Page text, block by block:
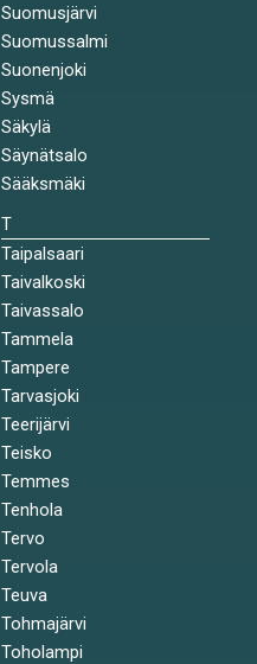
Suomusjärvi
Suomussalmi
Suonenjoki
Sysmä
Säkylä
Säynätsalo
Sääksmäki
T
Taipalsaari
Taivalkoski
Taivassalo
Tammela
Tampere
Tarvasjoki
Teerijärvi
Teisko
Temmes
Tenhola
Tervo
Tervola
Teuva
Tohmajärvi
Toholampi